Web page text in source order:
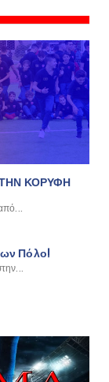
ΚΟΡΥΦΗ
Πόλο!